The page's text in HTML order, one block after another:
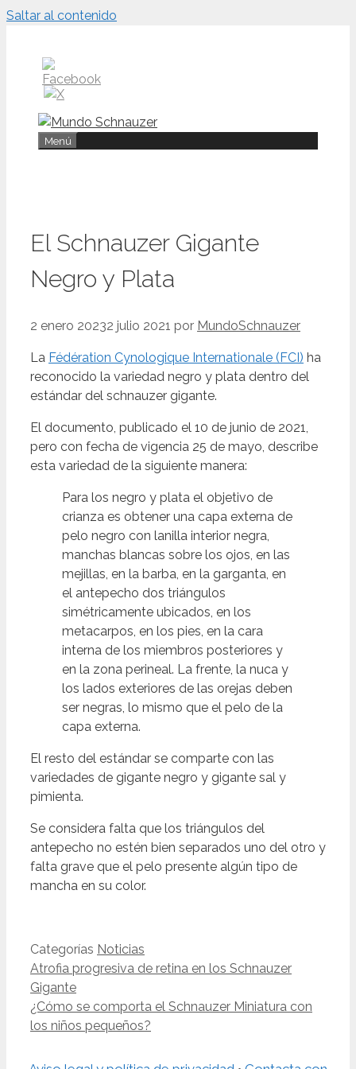
Saltar al contenido
Menú
El Schnauzer Gigante
Negro y Plata
2 enero 20232 julio 2021 por MundoSchnauzer
La Fédération Cynologique Internationale (FCI) ha
reconocido la variedad negro y plata dentro del
estándar del schnauzer gigante.
El documento, publicado el 10 de junio de 2021,
pero con fecha de vigencia 25 de mayo, describe
esta variedad de la siguiente manera:
Para los negro y plata el objetivo de
crianza es obtener una capa externa de
pelo negro con lanilla interior negra,
manchas blancas sobre los ojos, en las
mejillas, en la barba, en la garganta, en
el antepecho dos triángulos
simétricamente ubicados, en los
metacarpos, en los pies, en la cara
interna de los miembros posteriores y
en la zona perineal. La frente, la nuca y
los lados exteriores de las orejas deben
ser negras, lo mismo que el pelo de la
capa externa.
El resto del estándar se comparte con las
variedades de gigante negro y gigante sal y
pimienta.
Se considera falta que los triángulos del
antepecho no estén bien separados uno del otro y
falta grave que el pelo presente algún tipo de
mancha en su color.
Categorías Noticias
Atrofia progresiva de retina en los Schnauzer
Gigante
¿Cómo se comporta el Schnauzer Miniatura con
los niños pequeños?